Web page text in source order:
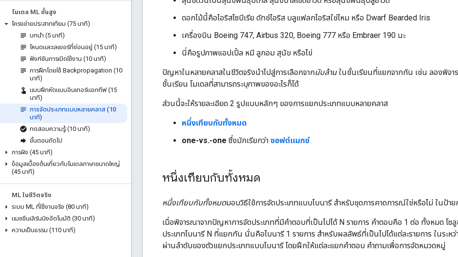
โมเดล ML ขั้นสูง
โครงข่ายประสาทเทียม (75 นาที)
บทนำ (5 นาที)
โหนดและเลเยอร์ที่ซ่อนอยู่ (15 นาที)
ฟังก์ชันการเปิดใช้งาน (10 นาที)
การฝึกโดยใช้ Backpropagation (10
นาที)
แบบฝึกหัดแบบอินเทอร์แอกทีฟ (15
นาที)
การจัดประเภทแบบหลายคลาส (10
นาที)
ทดสอบความรู้ (10 นาที)
ขั้นตอนถัดไป
การฝัง (45 นาที)
ข้อมูลเบื้องต้นเกี่ยวกับโมเดลภาษาขนาดใหญ่
(45 นาที)
ML ในชีวิตจริง
ระบบ ML ที่ใช้งานจริง (80 นาที)
แมชชีนเลิร์นนิงอัตโนมัติ (30 นาที)
ความเป็นธรรม (110 นาที)
ดอกไม้นี้คือไอริสไซบีเรีย ดัทช์ไอริส บลูแฟลกไอริสใช่ไหม หรือ Dwarf Bearded Iris
เครื่องบิน Boeing 747, Airbus 320, Boeing 777 หรือ Embraer 190 นะ
นี่คือรูปภาพแอปเปิ้ล หมี ลูกอม สุนัข หรือไข่
ปัญหาในหลายคลาสในชีวิตจริงนำไปสู่การเลือกจากนับล้านในชั้นเรียนที่แยกจากกัน เช่น ลองพิจา
ชั้นเรียน โมเดลที่สามารถระบุภาพของอะไรก็ได้
ส่วนนี้จะให้รายละเอียด 2 รูปแบบหลักๆ ของการแยกประเภทแบบหลายคลาส
หนึ่งเทียบกับทั้งหมด
one-vs.-one ซึ่งมักเรียกว่า ซอฟต์แมกซ์
หนึ่งเทียบกับทั้งหมด
หนึ่งเทียบกับทั้งหมดมอบวิธีใช้การจัดประเภทแบบไบนารี สำหรับชุดการคาดการณ์ใช่หรือไม่ ในป้า
เมื่อพิจารณาจากปัญหาการจัดประเภทที่มีคำตอบที่เป็นไปได้ N รายการ คำตอบคือ 1 ต่อ ทั้งหมด โซ
ประเภทไบนารี N ที่แยกกัน นั่นคือไบนารี 1 รายการ สำหรับผลลัพธ์ที่เป็นไปได้แต่ละรายการ ในระหว่
ผ่านลำดับของตัวแยกประเภทแบบไบนารี โดยฝึกให้แต่ละแยกคำตอบ คำถามเพื่อการจัดหมวดหมู่